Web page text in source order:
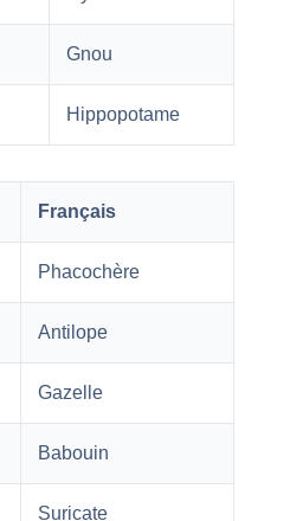
Gnou
Hippopotame
Français
Phacochère
Antilope
Gazelle
Babouin
Suricate